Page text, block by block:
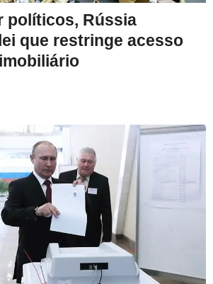
políticos, Rússia
que restringe acesso